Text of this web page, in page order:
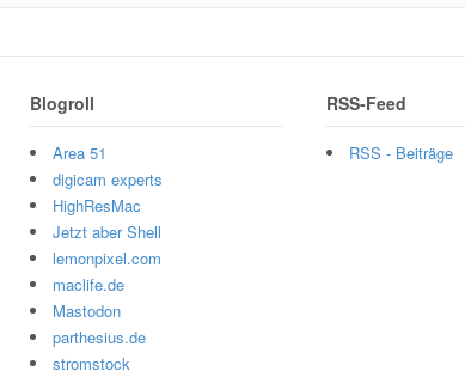
Blogroll
Area 51
digicam experts
HighResMac
Jetzt aber Shell
lemonpixel.com
maclife.de
Mastodon
parthesius.de
stromstock
RSS-Feed
RSS - Beiträge